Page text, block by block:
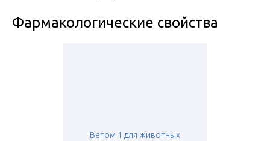
Фармакологические свойства
Ветом 1 для животных